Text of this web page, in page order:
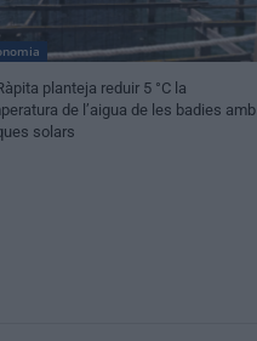
planteja reduir 5 °C la
de l’aigua de les badies amb
solars